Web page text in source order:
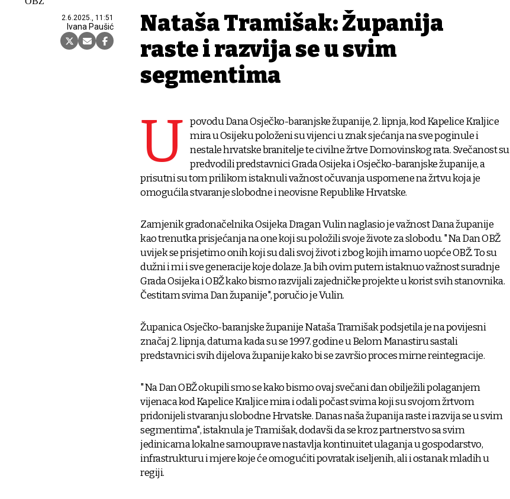
2.6.2025., 11:51
Ivana Paušić
Nataša Tramišak: Županija
raste i razvija se u svim
segmentima
U povodu Dana Osječko-baranjske županije, 2. lipnja, kod Kapelice Kraljice
mira u Osijeku položeni su vijenci u znak sjećanja na sve poginule i
nestale hrvatske branitelje te civilne žrtve Domovinskog rata. Svečanost su
predvodili predstavnici Grada Osijeka i Osječko-baranjske županije, a
prisutni su tom prilikom istaknuli važnost očuvanja uspomene na žrtvu koja je
omogućila stvaranje slobodne i neovisne Republike Hrvatske.
Zamjenik gradonačelnika Osijeka Dragan Vulin naglasio je važnost Dana županije
kao trenutka prisjećanja na one koji su položili svoje živote za slobodu. "Na Dan OBŽ
uvijek se prisjetimo onih koji su dali svoj život i zbog kojih imamo uopće OBŽ. To su
dužni i mi i sve generacije koje dolaze. Ja bih ovim putem istaknuo važnost suradnje
Grada Osijeka i OBŽ kako bismo razvijali zajedničke projekte u korist svih stanovnika.
Čestitam svima Dan županije", poručio je Vulin.
Županica Osječko-baranjske županije Nataša Tramišak podsjetila je na povijesni
značaj 2. lipnja, datuma kada su se 1997. godine u Belom Manastiru sastali
predstavnici svih dijelova županije kako bi se završio proces mirne reintegracije.
"Na Dan OBŽ okupili smo se kako bismo ovaj svečani dan obilježili polaganjem
vijenaca kod Kapelice Kraljice mira i odali počast svima koji su svojom žrtvom
pridonijeli stvaranju slobodne Hrvatske. Danas naša županija raste i razvija se u svim
segmentima", istaknula je Tramišak, dodavši da se kroz partnerstvo sa svim
jedinicama lokalne samouprave nastavlja kontinuitet ulaganja u gospodarstvo,
infrastrukturu i mjere koje će omogućiti povratak iseljenih, ali i ostanak mladih u
regiji.